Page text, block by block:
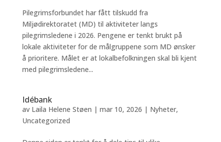
Pilegrimsforbundet har fått tilskudd fra
Miljødirektoratet (MD) til aktiviteter langs
pilegrimsledene i 2026. Pengene er tenkt brukt på
lokale aktiviteter for de målgruppene som MD ønsker
å prioritere. Målet er at lokalbefolkningen skal bli kjent
med pilegrimsledene...
Idébank
av Laila Helene Støen | mar 10, 2026 | Nyheter,
Uncategorized